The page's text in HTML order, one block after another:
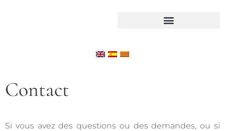
Contact
Si vous avez des questions ou des demandes, ou si